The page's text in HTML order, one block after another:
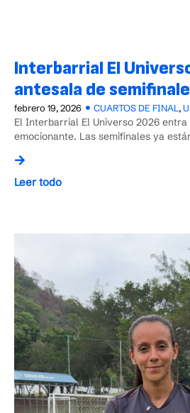
Interbarrial El
antesala de
febrero 19, 2026 CUARTOS DE FINAL ,
El Interbarrial El Universo 2026 entra
emocionante. Las semifinales ya
Leer todo